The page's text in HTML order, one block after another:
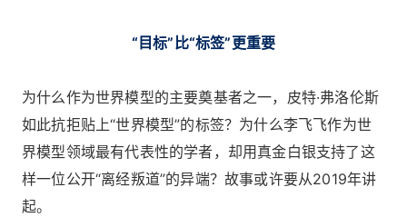
“目标”比“标签”更重要
为什么作为世界模型的主要奠基者之一，皮特·弗洛伦斯
如此抗拒贴上“世界模型”的标签？为什么李飞飞作为世
界模型领域最有代表性的学者，却用真金白银支持了这
样一位公开“离经叛道”的异端？故事或许要从2019年讲
起。